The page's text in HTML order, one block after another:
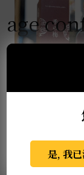
age
是, 我